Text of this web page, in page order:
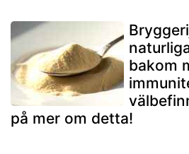
bakom
på mer om detta!